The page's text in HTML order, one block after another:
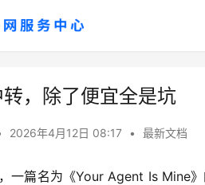
，除了便宜全是坑
2026年4月12日 08:17 • 最新文档
一篇名为《Your Agent Is Mine